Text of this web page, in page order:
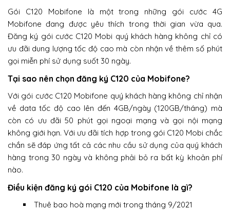
Gói C120 Mobifone là một trong những gói cước 4G
Mobifone đang được yêu thích trong thời gian vừa qua.
Đăng ký gói cước C120 Mobi quý khách hàng không chỉ có
ưu đãi dung lượng tốc độ cao mà còn nhận về thêm số phút
gọi miễn phí sử dụng suốt 30 ngày.
Tại sao nên chọn đăng ký C120 của Mobifone?
Với gói cước C120 Mobifone quý khách hàng không chỉ nhận
về data tốc độ cao lên đến 4GB/ngày (120GB/tháng) mà
còn có ưu đãi 50 phút gọi ngoại mạng và gọi nội mạng
không giới hạn. Với ưu đãi tích hợp trong gói C120 Mobi chắc
chắn sẽ đáp ứng tất cả các nhu cầu sử dụng của quý khách
hàng trong 30 ngày và không phải bỏ ra bất kỳ khoản phí
nào.
Điều kiện đăng ký gói C120 của Mobifone là gì?
Thuê bao hoà mạng mới trong tháng 9/2021